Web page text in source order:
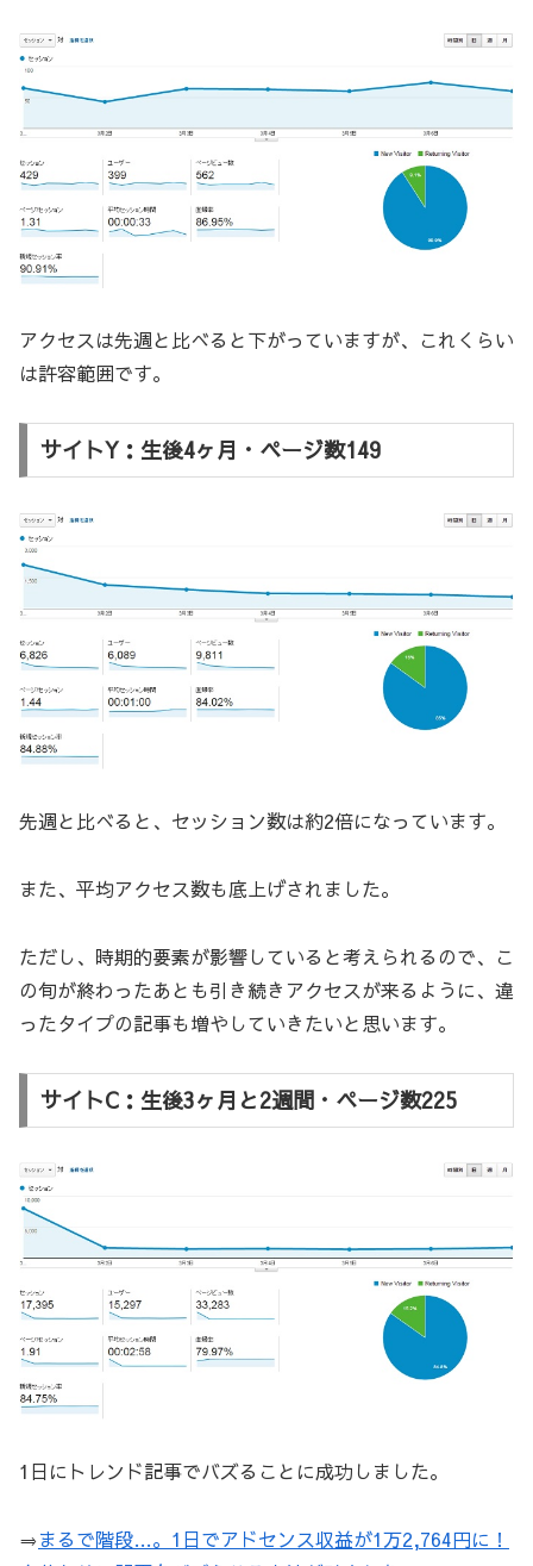
アクセスは先週と比べると下がっていますが、これくらい
は許容範囲です。
サイトY：生後4ヶ月・ページ数149
先週と比べると、セッション数は約2倍になっています。
また、平均アクセス数も底上げされました。
ただし、時期的要素が影響していると考えられるので、こ
の旬が終わったあとも引き続きアクセスが来るように、違
ったタイプの記事も増やしていきたいと思います。
サイトC：生後3ヶ月と2週間・ページ数225
1日にトレンド記事でバズることに成功しました。
⇒まるで階段…。1日でアドセンス収益が1万2,764円に！